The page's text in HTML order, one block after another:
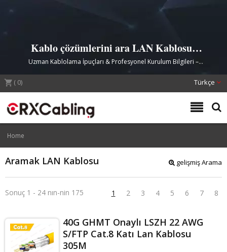
Kablo çözümlerini ara LAN Kablosu |
CRXCabling
Uzman Kablolama İpuçları & Profesyonel Kurulum Bilgileri –
CRXCabling
( 0) Türkçe
Home
Aramak LAN Kablosu gelişmiş Arama
Sonuç 1 - 24 nın-nin 175 1 2 3 4 5 6 7 8
40G GHMT Onaylı LSZH 22 AWG
S/FTP Cat.8 Katı Lan Kablosu
305M